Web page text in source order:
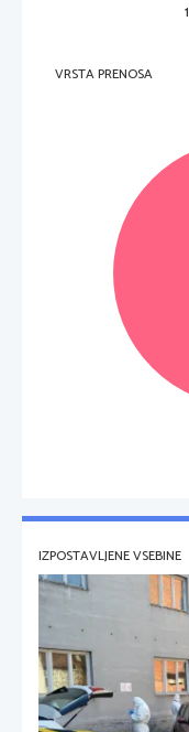
perforiran list
VRSTA PRENOSA
IZPOSTAVLJENE VSEBINE